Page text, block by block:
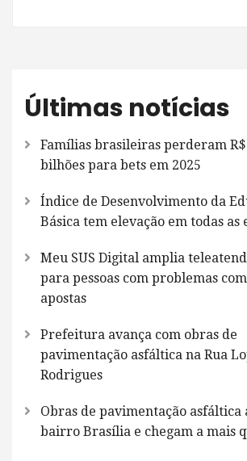
Últimas notícias
Famílias brasileiras perderam R$
bilhões para bets em 2025
Índice de Desenvolvimento da
Básica tem elevação em todas as
Meu SUS Digital amplia
para pessoas com problemas
apostas
Prefeitura avança com obras de
pavimentação asfáltica na Rua
Rodrigues
Obras de pavimentação asfáltica
bairro Brasília e chegam a mais